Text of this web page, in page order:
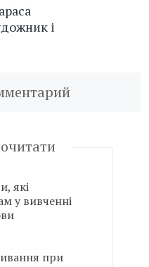
і
які
у вивченні
при